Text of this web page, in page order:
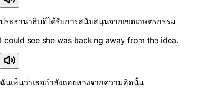
ประธานาธิบดีได้รับการสนับสนุนจากเขตเกษตรกรรม
I could see she was backing away from the idea.
ฉันเห็นว่าเธอกำลังถอยห่างจากความคิดนั้น